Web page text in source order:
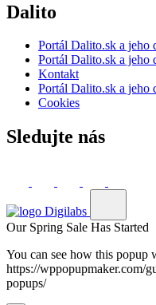
Dalito
Portál Dalito.sk a jeho
Portál Dalito.sk a jeho
Kontakt
Portál Dalito.sk a jeho
Cookies
Sledujte nás
Our Spring Sale Has Started
You can see how this popup
https://wppopupmaker.com/
popups/